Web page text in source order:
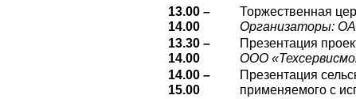
13.00 –
14.00
Торжественная
Организаторы:
13.30 –
14.00
Презентация
ООО
14.00 –
15.00
Презентация
применяемого с